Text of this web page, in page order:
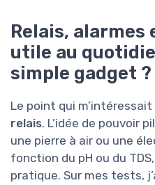
Relais, alarmes
utile au
simple gadget ?
Le point qui m’intéressait
relais. L’idée de pouvoir
une pierre à air ou une
fonction du pH ou du
pratique. Sur mes tests,